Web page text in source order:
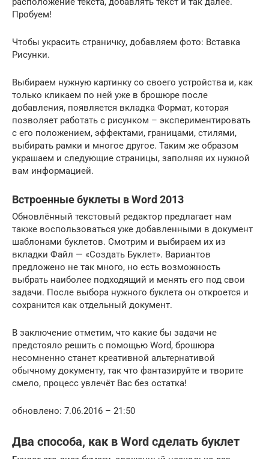
Пробуем!
Чтобы украсить страничку, добавляем фото: Вставка
Рисунки.
Выбираем нужную картинку со своего устройства и, как
только кликаем по ней уже в брошюре после
добавления, появляется вкладка Формат, которая
позволяет работать с рисунком – экспериментировать
с его положением, эффектами, границами, стилями,
выбирать рамки и многое другое. Таким же образом
украшаем и следующие страницы, заполняя их нужной
вам информацией.
Встроенные буклеты в Word 2013
Обновлённый текстовый редактор предлагает нам
также воспользоваться уже добавленными в документ
шаблонами буклетов. Смотрим и выбираем их из
вкладки Файл — «Создать Буклет». Вариантов
предложено не так много, но есть возможность
выбрать наиболее подходящий и менять его под свои
задачи. После выбора нужного буклета он откроется и
сохранится как отдельный документ.
В заключение отметим, что какие бы задачи не
предстояло решить с помощью Word, брошюра
несомненно станет креативной альтернативой
обычному документу, так что фантазируйте и творите
смело, процесс увлечёт Вас без остатка!
обновлено: 7.06.2016 – 21:50
Два способа, как в Word сделать буклет